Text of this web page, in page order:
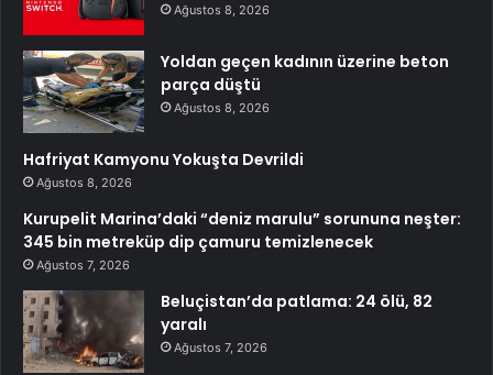
Ağustos 8, 2026
Yoldan geçen kadının üzerine beton
parça düştü
Ağustos 8, 2026
Hafriyat Kamyonu Yokuşta Devrildi
Ağustos 8, 2026
Kurupelit Marina’daki “deniz marulu” sorununa neşter:
345 bin metreküp dip çamuru temizlenecek
Ağustos 7, 2026
Beluçistan’da patlama: 24 ölü, 82
yaralı
Ağustos 7, 2026